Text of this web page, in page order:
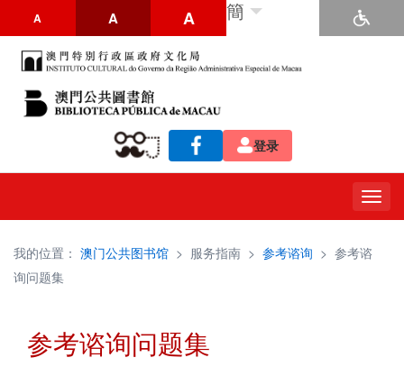
A A A 簡
登录
我的位置： 澳门公共图书馆 > 服务指南 > 参考谘询 > 参考谘
询问题集
参考谘询问题集